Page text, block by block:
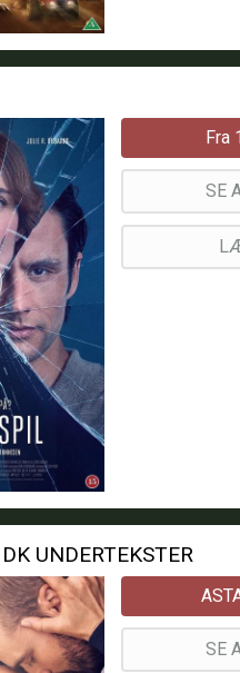
SE
UNDERTEKSTER
SE